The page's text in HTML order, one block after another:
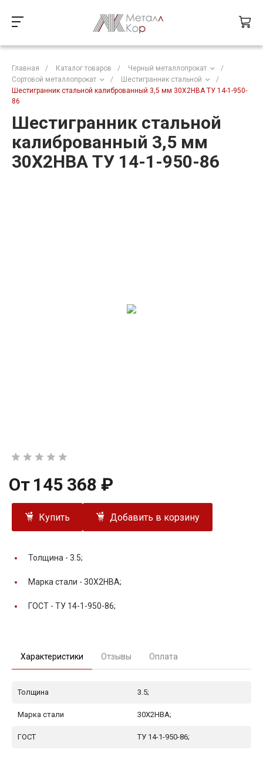
Главная / Каталог товаров / Черный металлопрокат
/
Сортовой металлопрокат
/ Шестигранник стальной
/
Шестигранник стальной калиброванный 3,5 мм 30Х2НВА ТУ 14-1-950-
86
Шестигранник стальной
калиброванный 3,5 мм
30Х2НВА ТУ 14-1-950-86
От 145 368 ₽
Купить Добавить в корзину
Толщина - 3.5;
Марка стали - 30Х2НВА;
ГОСТ - ТУ 14-1-950-86;
Характеристики Отзывы Оплата
Толщина 3.5;
Марка стали 30Х2НВА;
ГОСТ ТУ 14-1-950-86;